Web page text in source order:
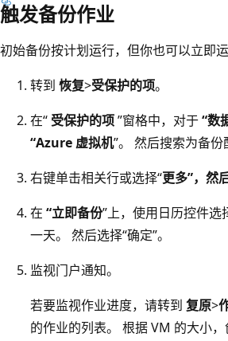
触发备份作业
初始备份按计划运行，但你也可以立即运
转到 恢复>受保护的项。
在“ 受保护的项”窗格中，对于“数
“Azure 虚拟机”。 然后搜索为备份
右键单击相关行或选择“更多”，然
在 “立即备份”上，使用日历控件
一天。 然后选择“确定”。
监视门户通知。
若要监视作业进度，请转到 复原>
的作业的列表。 根据 VM 的大小